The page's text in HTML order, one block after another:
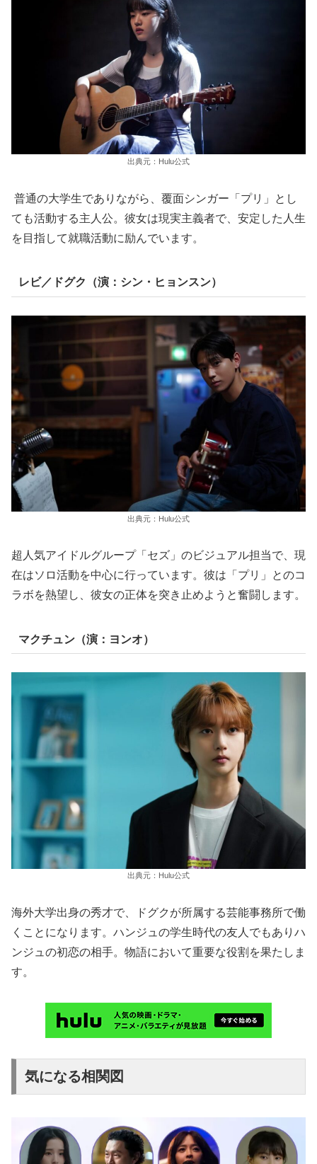
出典元：Hulu公式
普通の大学生でありながら、覆面シンガー「プリ」とし
ても活動する主人公。彼女は現実主義者で、安定した人生
を目指して就職活動に励んでいます。
レビ／ドグク（演：シン・ヒョンスン）
出典元：Hulu公式
超人気アイドルグループ「セズ」のビジュアル担当で、現
在はソロ活動を中心に行っています。彼は「プリ」とのコ
ラボを熱望し、彼女の正体を突き止めようと奮闘します。
マクチュン（演：ヨンオ）
出典元：Hulu公式
海外大学出身の秀才で、ドグクが所属する芸能事務所で働
くことになります。ハンジュの学生時代の友人でもありハ
ンジュの初恋の相手。物語において重要な役割を果たしま
す。
気になる相関図